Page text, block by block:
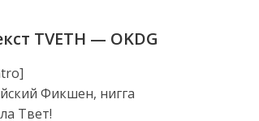
TVETH — OKDG
Фикшен, нигга
Твет!